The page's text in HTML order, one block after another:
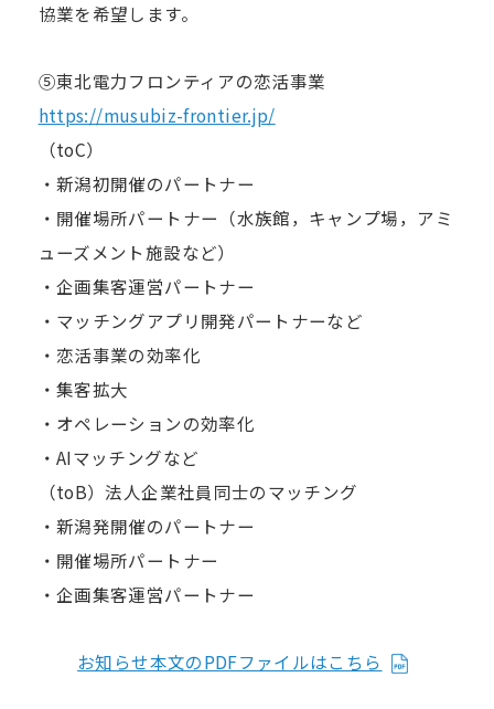
協業を希望します。
⑤東北電力フロンティアの恋活事業
https://musubiz-frontier.jp/
（toC）
・新潟初開催のパートナー
・開催場所パートナー（水族館，キャンプ場，アミ
ューズメント施設など）
・企画集客運営パートナー
・マッチングアプリ開発パートナーなど
・恋活事業の効率化
・集客拡大
・オペレーションの効率化
・AIマッチングなど
（toB）法人企業社員同士のマッチング
・新潟発開催のパートナー
・開催場所パートナー
・企画集客運営パートナー
お知らせ本文のPDFファイルはこちら